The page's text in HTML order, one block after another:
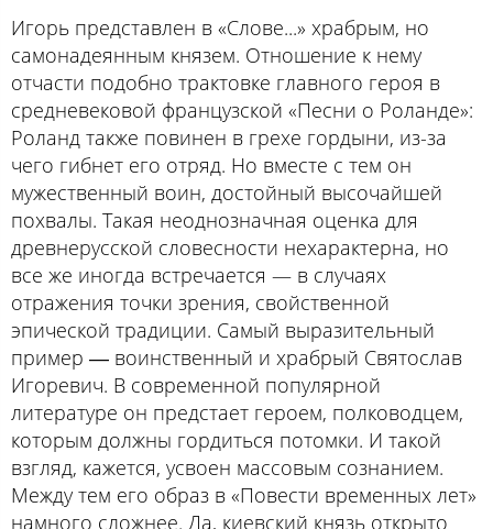
Игорь представлен в «Слове...» храбрым, но
самонадеянным князем. Отношение к нему
отчасти подобно трактовке главного героя в
средневековой французской «Песни о Роланде»:
Роланд также повинен в грехе гордыни, из-за
чего гибнет его отряд. Но вместе с тем он
мужественный воин, достойный высочайшей
похвалы. Такая неоднозначная оценка для
древнерусской словесности нехарактерна, но
все же иногда встречается — в случаях
отражения точки зрения, свойственной
эпической традиции. Самый выразительный
пример ― воинственный и храбрый Святослав
Игоревич. В современной популярной
литературе он предстает героем, полководцем,
которым должны гордиться потомки. И такой
взгляд, кажется, усвоен массовым сознанием.
Между тем его образ в «Повести временных лет»
намного сложнее. Да, киевский князь открыто